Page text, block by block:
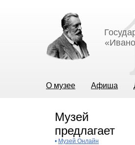
О музее Афиша
Музей
предлагает
• Музей Онлайн